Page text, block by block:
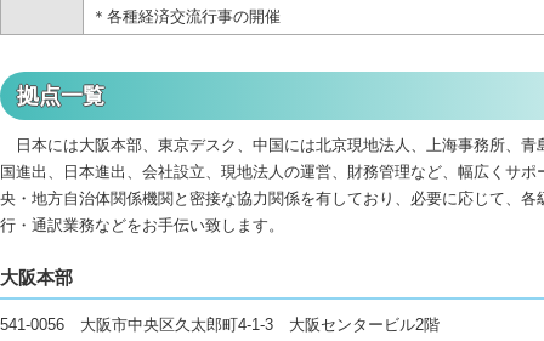
＊各種経済交流行事の開催
拠点一覧
日本には大阪本部、東京デスク、中国には北京現地法人、上海事務所、青
国進出、日本進出、会社設立、現地法人の運営、財務管理など、幅広くサ
央・地方自治体関係機関と密接な協力関係を有しており、必要に応じて、
行・通訳業務などをお手伝い致します。
大阪本部
541-0056 大阪市中央区久太郎町4-1-3 大阪センタービル2階